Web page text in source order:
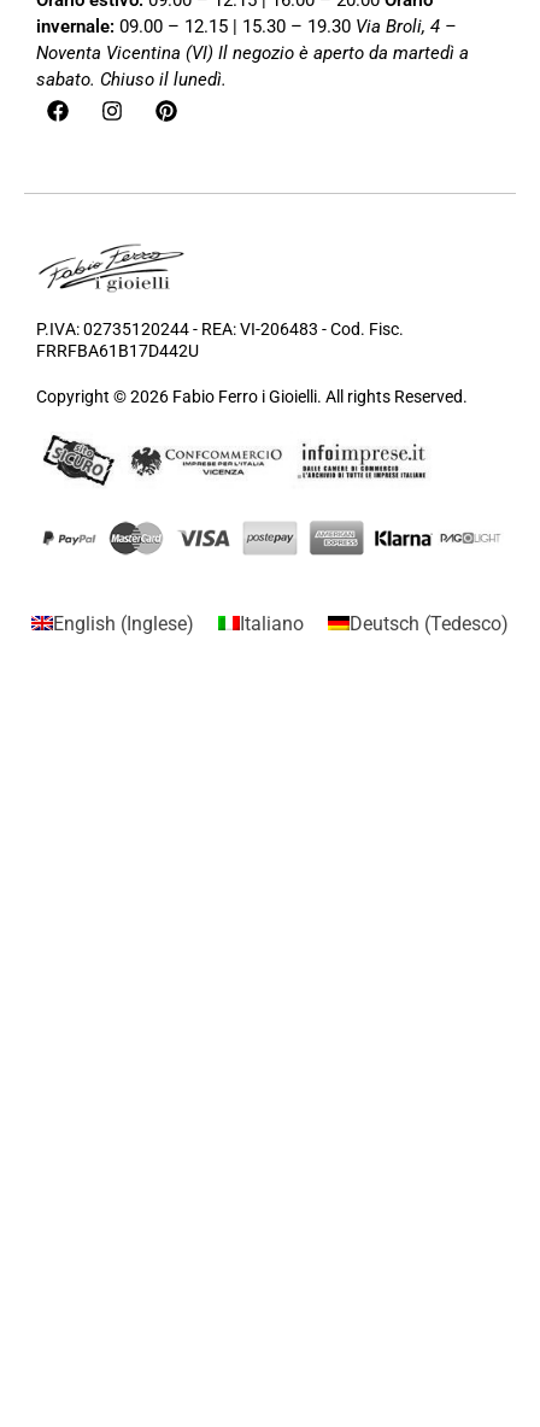
invernale: 09.00 – 12.15 | 15.30 – 19.30 Via Broli, 4 –
Noventa Vicentina (VI) Il negozio è aperto da martedì a
sabato. Chiuso il lunedì.
P.IVA: 02735120244 - REA: VI-206483 - Cod. Fisc.
FRRFBA61B17D442U
Copyright © 2026 Fabio Ferro i Gioielli. All rights Reserved.
English (Inglese) Italiano Deutsch (Tedesco)